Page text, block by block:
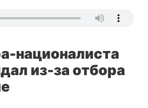
националиста
из-за отбора